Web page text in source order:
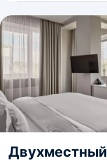
Двухместный